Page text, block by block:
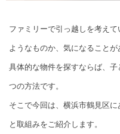
ファミリーで引っ越しを考え
ようなものか、気になることが
具体的な物件を探すならば、
つの方法です。
そこで今回は、横浜市鶴見区
と取組みをご紹介します。